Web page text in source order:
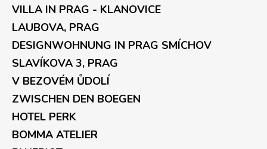
VILLA IN PRAG - KLANOVICE
LAUBOVA, PRAG
DESIGNWOHNUNG IN PRAG SMÍCHOV
SLAVÍKOVA 3, PRAG
V BEZOVÉM ŮDOLÍ
ZWISCHEN DEN BOEGEN
HOTEL PERK
BOMMA ATELIER